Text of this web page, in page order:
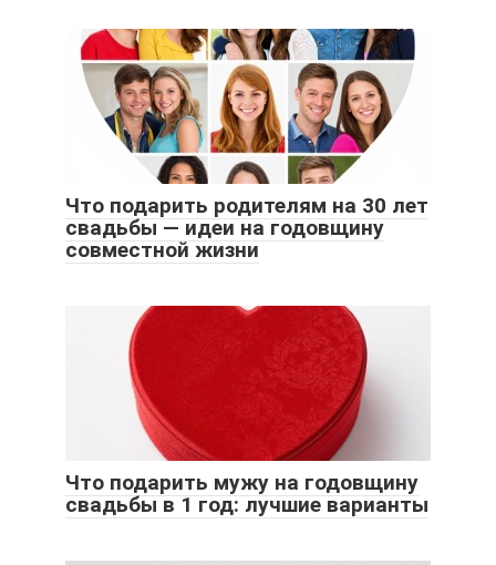
Что подарить родителям на 30 лет
свадьбы — идеи на годовщину
совместной жизни
Что подарить мужу на годовщину
свадьбы в 1 год: лучшие варианты